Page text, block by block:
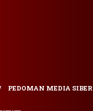
PEDOMAN MEDIA SIBER